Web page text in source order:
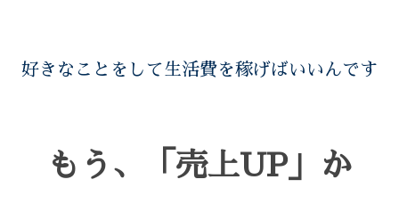
好きなことをして生活費を稼げばいいんです
もう、「売上UP」か